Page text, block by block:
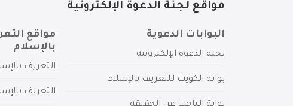
مواقع لجنة الدعوة الإلكترونية
البوابات الدعوية
لجنة الدعوة الإلكترونية
بوابة الكويت للتعريف بالإسلام
مواقع
بالإسلام
التعريف
التعريف